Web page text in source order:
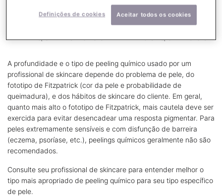
PARA QUEM SÃO OS PEELINGS QUÍMICOS?
A profundidade e o tipo de peeling químico usado por um
profissional de skincare depende do problema de pele, do
fototipo de Fitzpatrick (cor da pele e probabilidade de
queimadura), e dos hábitos de skincare do cliente. Em geral,
quanto mais alto o fototipo de Fitzpatrick, mais cautela deve ser
exercida para evitar desencadear uma resposta pigmentar. Para
peles extremamente sensíveis e com disfunção de barreira
(eczema, psoríase, etc.), peelings químicos geralmente não são
recomendados.
Consulte seu profissional de skincare para entender melhor o
tipo mais apropriado de peeling químico para seu tipo específico
de pele.
Definições de cookies Aceitar todos os cookies